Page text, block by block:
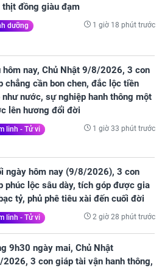
thịt đồng giàu đạm
dưỡng 1 giờ 18 phút trước
hôm nay, Chủ Nhật 9/8/2026, 3 con
chẳng cần bon chen, đắc lộc tiền
như nước, sự nghiệp hanh thông một
lên hương đổi đời
linh - Tử vi 1 giờ 33 phút trước
ngày hôm nay (9/8/2026), 3 con
phúc lộc sâu dày, tích góp được gia
tỷ, phủ phê tiêu xài đến cuối đời
linh - Tử vi 2 giờ 28 phút trước
9h30 ngày mai, Chủ Nhật
3 con giáp tài vận hanh thông,